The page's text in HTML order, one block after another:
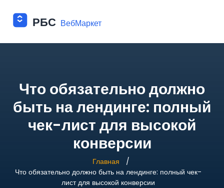
Что обязательно должно
быть на лендинге: полный
чек-лист для высокой
конверсии
Главная
Что обязательно должно быть на лендинге: полный чек-
лист для высокой конверсии